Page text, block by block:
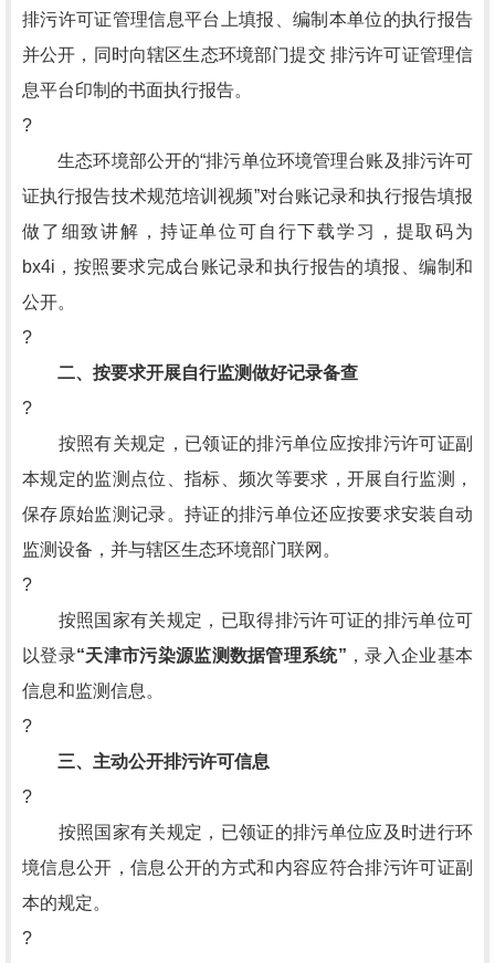
排污许可证管理信息平台上填报、编制本单位的执行报告
并公开，同时向辖区生态环境部门提交 排污许可证管理信
息平台印制的书面执行报告。
?
生态环境部公开的“排污单位环境管理台账及排污许可
证执行报告技术规范培训视频”对台账记录和执行报告填报
做了细致讲解，持证单位可自行下载学习，提取码为
bx4i，按照要求完成台账记录和执行报告的填报、编制和
公开。
?
二、按要求开展自行监测做好记录备查
?
按照有关规定，已领证的排污单位应按排污许可证副
本规定的监测点位、指标、频次等要求，开展自行监测，
保存原始监测记录。持证的排污单位还应按要求安装自动
监测设备，并与辖区生态环境部门联网。
?
按照国家有关规定，已取得排污许可证的排污单位可
以登录“天津市污染源监测数据管理系统” ，录入企业基本
信息和监测信息。
?
三、主动公开排污许可信息
?
按照国家有关规定，已领证的排污单位应及时进行环
境信息公开，信息公开的方式和内容应符合排污许可证副
本的规定。
?